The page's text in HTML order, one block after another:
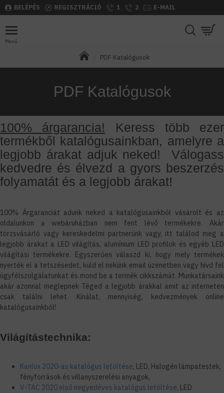
BELÉPÉS REGISZTRÁCIÓ 1 2 E-MAIL
PDF Katalógusok
PDF Katalógusok
100% árgarancia! Keress több ezer
termékből katalógusainkban, amelyre a
legjobb árakat adjuk neked! Válogass
kedvedre és élvezd a gyors beszerzés
folyamatát és a legjobb árakat!
100% Árgaranciát adunk neked a katalógusainkból vásárolt és az
oldalunkon a webáruházban nem fent lévő termékekre. Akár
törzsvásárló vagy kereskedelmi partnerünk vagy, itt találod meg a
legjobb árakat a LED világítás, alumínium LED profilok és egyéb LED
világítási termékekre. Egyszerűen válaszd ki, hogy mely termékek
nyerték el a tetszésedet, küld el nekünk email üzenetben vagy hívd fel
ügyfélszolgálatunkat és mond be a termék cikkszámát. Munkatársaink
akár azonnal meglepnek Téged a legjobb árakkal amit az interneten
csak találni lehet. Kínálat, mennyiség, kedvezmények online
katalógusainkból!
Világítástechnika:
Kanlux 2020-as katalógus letöltése, LED, Halogén lámpatestek,
fényforrások és villanyszerelési anyagok,
V-TAC 2020 első negyedéves katalógus letöltése, LED